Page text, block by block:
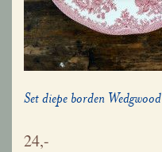
Set diepe borden Wedgwood
24,-